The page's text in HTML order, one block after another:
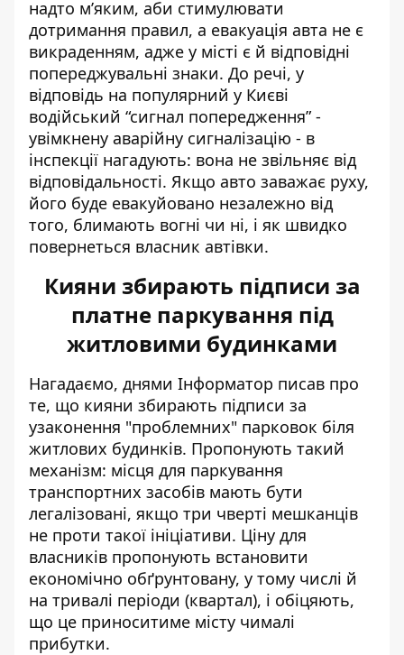
надто м’яким, аби стимулювати
дотримання правил, а евакуація авта не є
викраденням, адже у місті є й відповідні
попереджувальні знаки. До речі, у
відповідь на популярний у Києві
водійський “сигнал попередження” -
увімкнену аварійну сигналізацію - в
інспекції нагадують: вона не звільняє від
відповідальності. Якщо авто заважає руху,
його буде евакуйовано незалежно від
того, блимають вогні чи ні, і як швидко
повернеться власник автівки.
Кияни збирають підписи за
платне паркування під
житловими будинками
Нагадаємо, днями Інформатор писав про
те, що кияни збирають підписи за
узаконення "проблемних" парковок біля
житлових будинків. Пропонують такий
механізм: місця для паркування
транспортних засобів мають бути
легалізовані, якщо три чверті мешканців
не проти такої ініціативи. Ціну для
власників пропонують встановити
економічно обґрунтовану, у тому числі й
на тривалі періоди (квартал), і обіцяють,
що це приноситиме місту чималі
прибутки.